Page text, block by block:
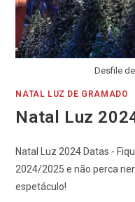
Desfile
NATAL LUZ DE GRAMADO
Natal Luz
Natal Luz 2024 Datas -
2024/2025 e não perca
espetáculo!